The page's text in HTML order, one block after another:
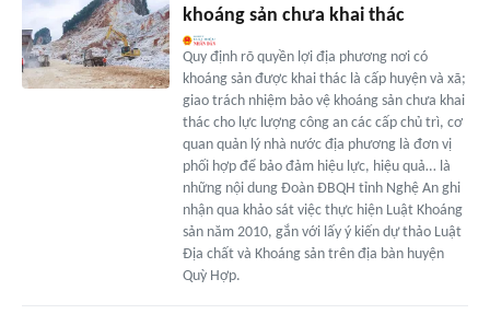
khoáng sản chưa khai thác
Quy định rõ quyền lợi địa phương nơi có
khoáng sản được khai thác là cấp huyện và xã;
giao trách nhiệm bảo vệ khoáng sản chưa khai
thác cho lực lượng công an các cấp chủ trì, cơ
quan quản lý nhà nước địa phương là đơn vị
phối hợp để bảo đảm hiệu lực, hiệu quả… là
những nội dung Đoàn ĐBQH tỉnh Nghệ An ghi
nhận qua khảo sát việc thực hiện Luật Khoáng
sản năm 2010, gắn với lấy ý kiến dự thảo Luật
Địa chất và Khoáng sản trên địa bàn huyện
Quỳ Hợp.